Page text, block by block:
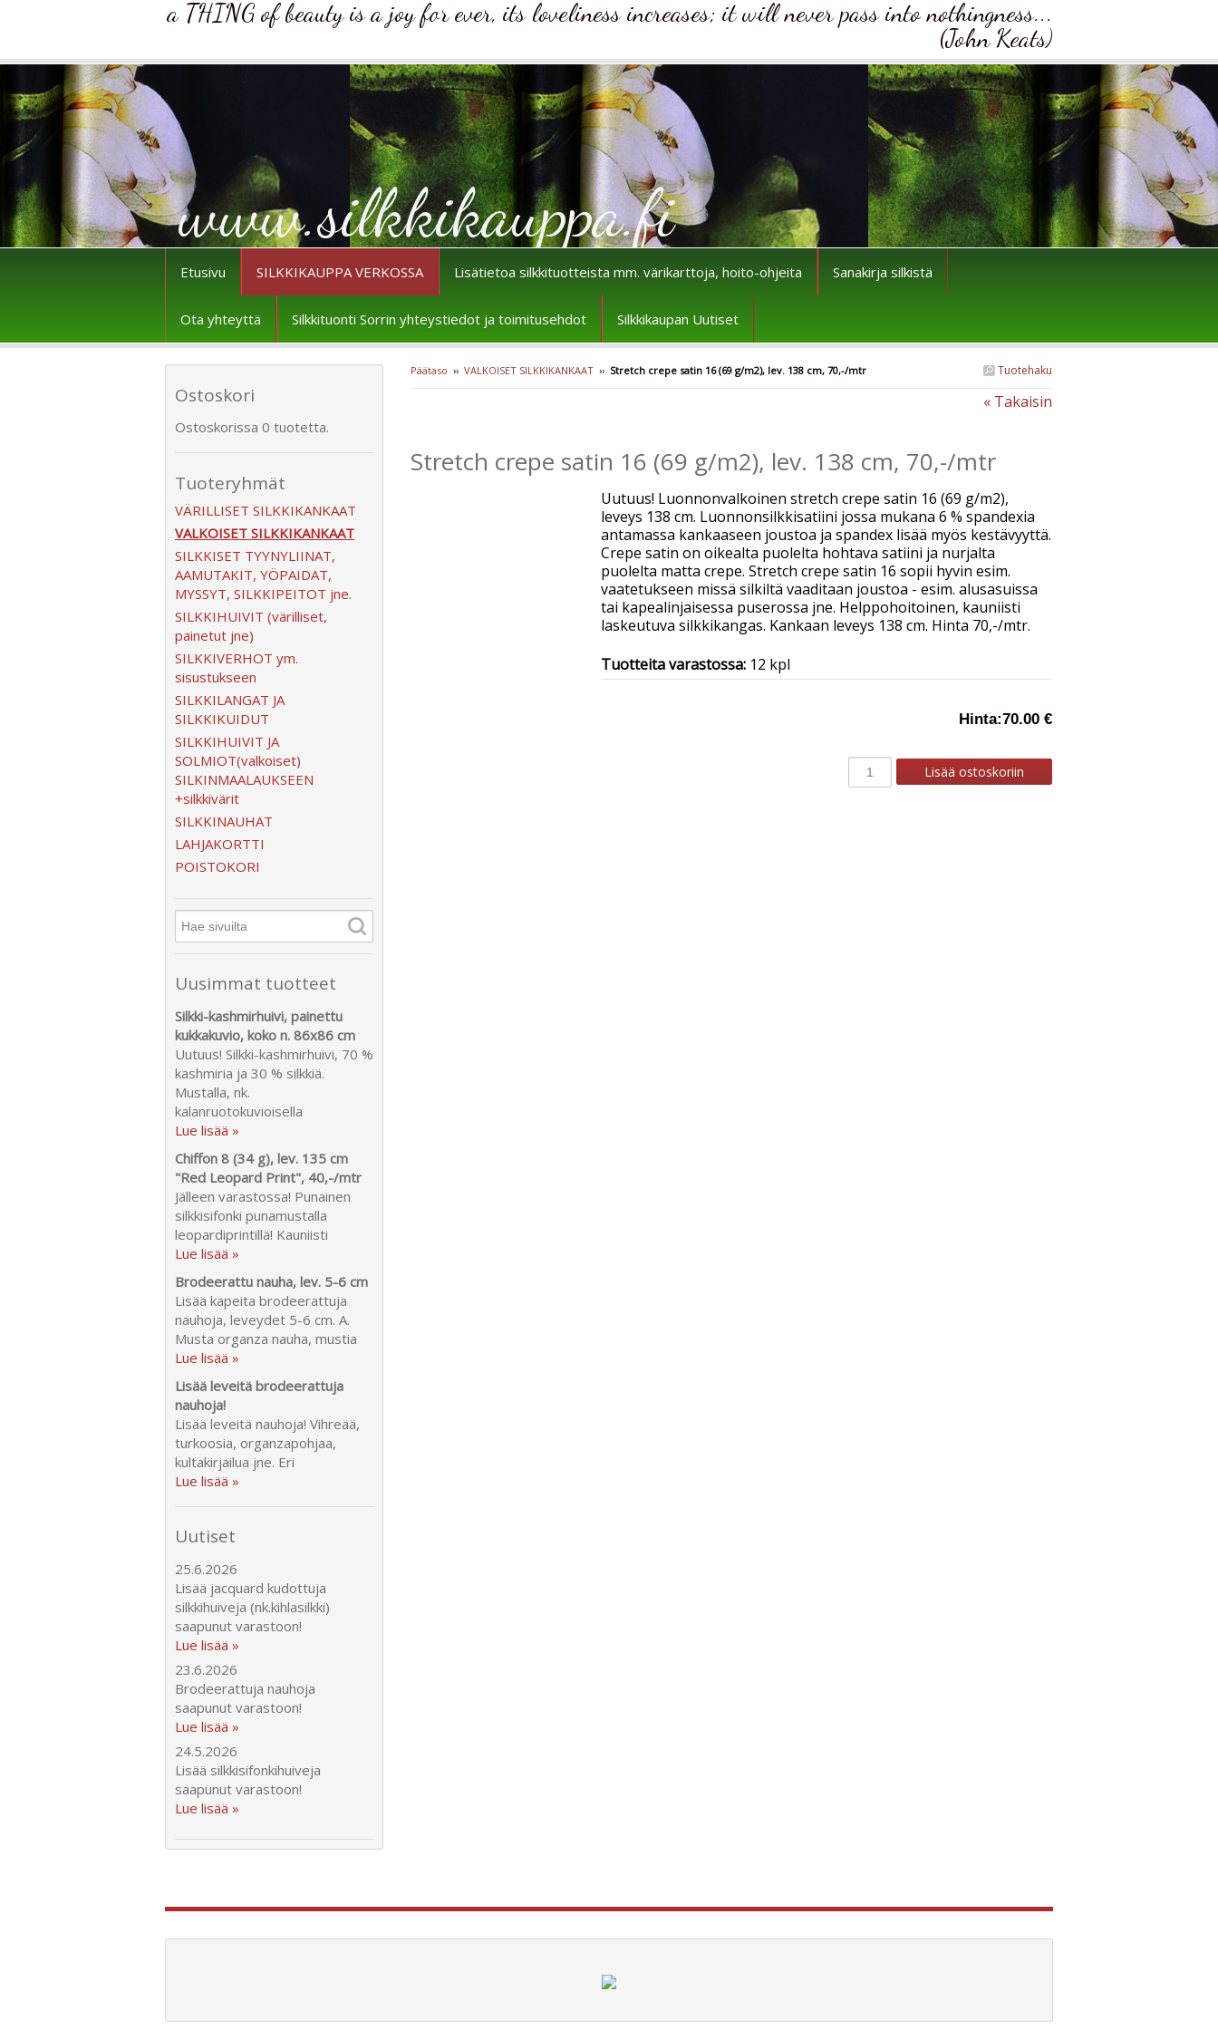
a THING of beauty is a joy for ever, its loveliness increases; it will never pass into nothingness...
(John Keats)
www.silkkikauppa.fi
Etusivu SILKKIKAUPPA VERKOSSA Lisätietoa silkkituotteista mm. värikarttoja, hoito-ohjeita Sanakirja silkistä
Ota yhteyttä Silkkituonti Sorrin yhteystiedot ja toimitusehdot Silkkikaupan Uutiset
Tuotehaku
Päätaso ›› VALKOISET SILKKIKANKAAT ›› Stretch crepe satin 16 (69 g/m2), lev. 138 cm, 70,-/mtr
« Takaisin
Stretch crepe satin 16 (69 g/m2), lev. 138 cm, 70,-/mtr
Uutuus! Luonnonvalkoinen stretch crepe satin 16 (69 g/m2),
leveys 138 cm. Luonnonsilkkisatiini jossa mukana 6 % spandexia
antamassa kankaaseen joustoa ja spandex lisää myös kestävyyttä.
Crepe satin on oikealta puolelta hohtava satiini ja nurjalta
puolelta matta crepe. Stretch crepe satin 16 sopii hyvin esim.
vaatetukseen missä silkiltä vaaditaan joustoa - esim. alusasuissa
tai kapealinjaisessa puserossa jne. Helppohoitoinen, kauniisti
laskeutuva silkkikangas. Kankaan leveys 138 cm. Hinta 70,-/mtr.
Tuotteita varastossa: 12 kpl
Hinta:70.00 €
Ostoskori
Ostoskorissa 0 tuotetta.
Tuoteryhmät
VÄRILLISET SILKKIKANKAAT
VALKOISET SILKKIKANKAAT
SILKKISET TYYNYLIINAT,
AAMUTAKIT, YÖPAIDAT,
MYSSYT, SILKKIPEITOT jne.
SILKKIHUIVIT (värilliset,
painetut jne)
SILKKIVERHOT ym.
sisustukseen
SILKKILANGAT JA
SILKKIKUIDUT
SILKKIHUIVIT JA
SOLMIOT(valkoiset)
SILKINMAALAUKSEEN
+silkkivärit
SILKKINAUHAT
LAHJAKORTTI
POISTOKORI
Uusimmat tuotteet
Silkki-kashmirhuivi, painettu
kukkakuvio, koko n. 86x86 cm
Uutuus! Silkki-kashmirhuivi, 70 %
kashmiria ja 30 % silkkiä.
Mustalla, nk.
kalanruotokuvioisella
Lue lisää »
Chiffon 8 (34 g), lev. 135 cm
"Red Leopard Print", 40,-/mtr
Jälleen varastossa! Punainen
silkkisifonki punamustalla
leopardiprintillä! Kauniisti
Lue lisää »
Brodeerattu nauha, lev. 5-6 cm
Lisää kapeita brodeerattuja
nauhoja, leveydet 5-6 cm. A.
Musta organza nauha, mustia
Lue lisää »
Lisää leveitä brodeerattuja
nauhoja!
Lisää leveitä nauhoja! Vihreää,
turkoosia, organzapohjaa,
kultakirjailua jne. Eri
Lue lisää »
Uutiset
25.6.2026
Lisää jacquard kudottuja
silkkihuiveja (nk.kihlasilkki)
saapunut varastoon!
Lue lisää »
23.6.2026
Brodeerattuja nauhoja
saapunut varastoon!
Lue lisää »
24.5.2026
Lisää silkkisifonkihuiveja
saapunut varastoon!
Lue lisää »